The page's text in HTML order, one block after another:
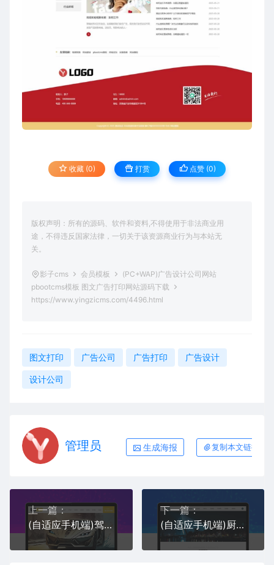
收藏 (0) 打赏 点赞 (0)
版权声明：所有的源码、软件和资料,不得使用于非法商业用
途，不得违反国家法律，一切关于该资源商业行为与本站无
关。
影子cms 会员模板
(PC+WAP)广告设计公司网站
pbootcms模板 图文广告打印网站源码下载
https://www.yingzicms.com/4496.html
图文打印 广告公司 广告打印 广告设计
设计公司
管理员 生成海报 复制本文链接
上一篇：
(自适应手机端)驾校培训pbootcms网站模板 驾照考证网站源码下载
下一篇：
(自适应手机端)厨余垃圾处理器类网站pbootcms模板 垃圾处理设备网站源码下载